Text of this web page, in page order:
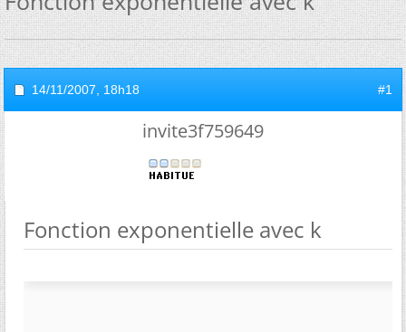
14/11/2007, 18h18 #1
invite3f759649
Fonction exponentielle avec k